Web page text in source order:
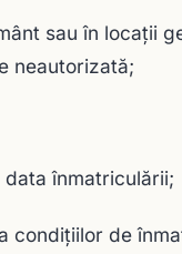
sau în locaţii
neautorizată;
înmatriculării;
de